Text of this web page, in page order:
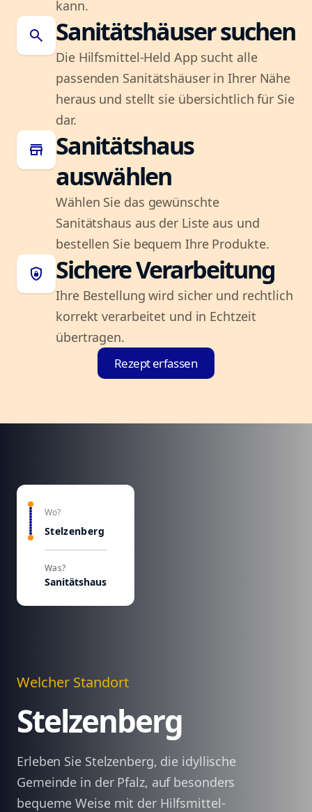
kann.
search Sanitätshäuser suchen
Die Hilfsmittel-Held App sucht alle
passenden Sanitätshäuser in Ihrer Nähe
heraus und stellt sie übersichtlich für Sie
dar.
store
Sanitätshaus
auswählen
Wählen Sie das gewünschte
Sanitätshaus aus der Liste aus und
bestellen Sie bequem Ihre Produkte.
shield_lock Sichere Verarbeitung
Ihre Bestellung wird sicher und rechtlich
korrekt verarbeitet und in Echtzeit
übertragen.
Rezept erfassen
Wo?
Stelzenberg
Was?
Sanitätshaus
Welcher Standort
Stelzenberg
Erleben Sie Stelzenberg, die idyllische
Gemeinde in der Pfalz, auf besonders
bequeme Weise mit der Hilfsmittel-